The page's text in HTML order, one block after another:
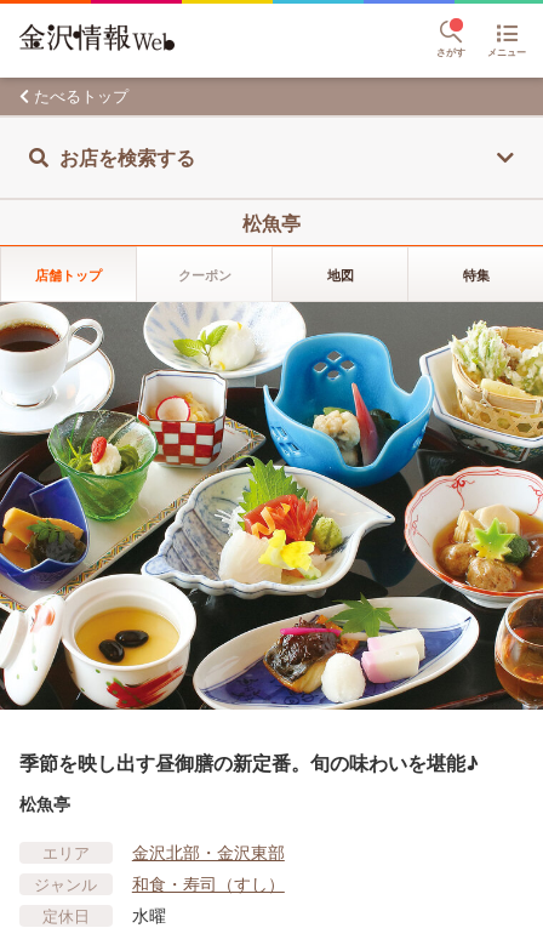
さがす メニュー
たべるトップ
お店を検索する
松魚亭
店舗トップ クーポン 地図 特集
季節を映し出す昼御膳の新定番。旬の味わいを堪能♪
松魚亭
エリア 金沢北部・金沢東部
ジャンル 和食・寿司（すし）
定休日 水曜